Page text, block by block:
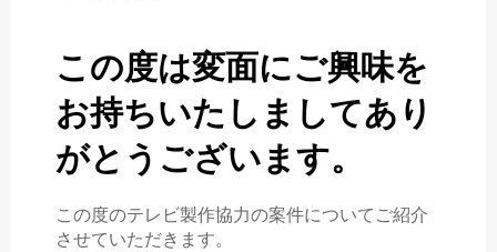
この度は変面にご興味を
お持ちいたしましてあり
がとうございます。
この度のテレビ製作協力の案件についてご紹介
させていただきます。